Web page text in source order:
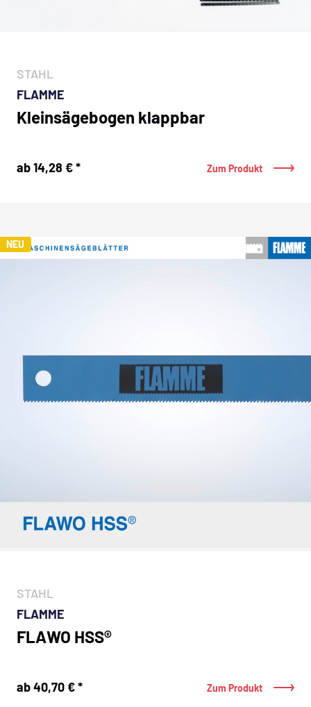
STAHL
FLAMME
Kleinsägebogen klappbar
ab 14,28 € * Zum Produkt
NEU
STAHL
FLAMME
FLAWO HSS®
ab 40,70 € * Zum Produkt